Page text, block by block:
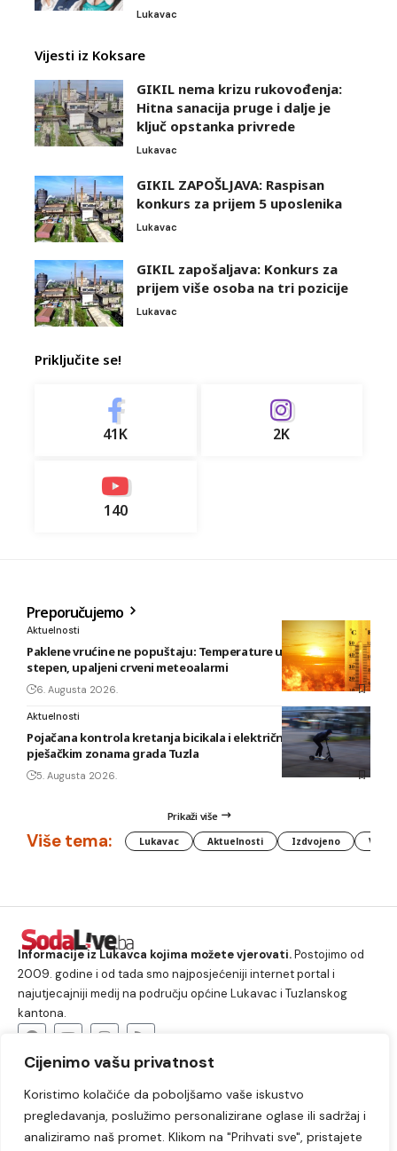
Cijenimo vašu privatnost
Koristimo kolačiće da poboljšamo vaše iskustvo
pregledavanja, poslužimo personalizirane oglase ili sadržaj i
analiziramo naš promet. Klikom na "Prihvati sve", pristajete
Lukavac
Vijesti iz Koksare
GIKIL nema krizu rukovođenja:
Hitna sanacija pruge i dalje je
ključ opstanka privrede
Lukavac
GIKIL ZAPOŠLJAVA: Raspisan
konkurs za prijem 5 uposlenika
Lukavac
GIKIL zapošaljava: Konkurs za
prijem više osoba na tri pozicije
Lukavac
Priključite se!
41K 2K
140
Preporučujemo
Aktuelnosti
Paklene vrućine ne popuštaju: Temperature u BiH i do 41
stepen, upaljeni crveni meteoalarmi
6. Augusta 2026.
Aktuelnosti
Pojačana kontrola kretanja bicikala i električnih romobila u
pješačkim zonama grada Tuzla
5. Augusta 2026.
Prikaži više
Više tema: Lukavac Aktuelnosti Izdvojeno
Informacije iz Lukavca kojima možete vjerovati.Postojimo od
2009. godine i od tada smo najposjećeniji internet portal i
najutjecajniji medij na području općine Lukavac i Tuzlanskog
kantona.
Lukavac Društvo Crna hronika
Sport
Kultura
Kolumne Slobodno vrijeme